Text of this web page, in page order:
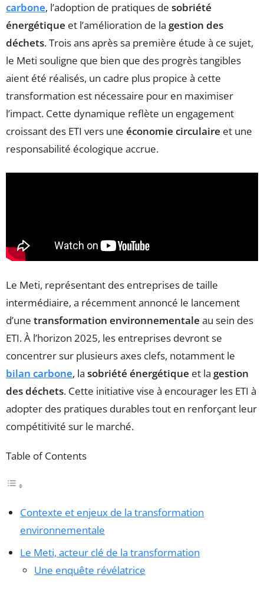
carbone, l’adoption de pratiques de sobriété
énergétique et l’amélioration de la gestion des
déchets. Trois ans après sa première étude à ce sujet,
le Meti souligne que bien que des progrès tangibles
aient été réalisés, un cadre plus propice à cette
transformation est nécessaire pour en maximiser
l’impact. Cette dynamique reflète un engagement
croissant des ETI vers une économie circulaire et une
responsabilité écologique accrue.
Le Meti, représentant des entreprises de taille
intermédiaire, a récemment annoncé le lancement
d’une transformation environnementale au sein des
ETI. À l’horizon 2025, les entreprises devront se
concentrer sur plusieurs axes clefs, notamment le
bilan carbone, la sobriété énergétique et la gestion
des déchets. Cette initiative vise à encourager les ETI à
adopter des pratiques durables tout en renforçant leur
compétitivité sur le marché.
Table of Contents
Contexte et enjeux de la transformation
environnementale
Le Meti, acteur clé de la transformation
Une enquête révélatrice